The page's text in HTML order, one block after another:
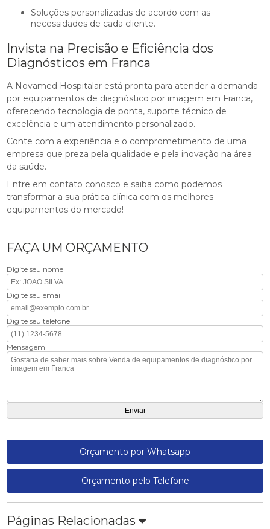
Soluções personalizadas de acordo com as
necessidades de cada cliente.
Invista na Precisão e Eficiência dos
Diagnósticos em Franca
A Novamed Hospitalar está pronta para atender a demanda
por equipamentos de diagnóstico por imagem em Franca,
oferecendo tecnologia de ponta, suporte técnico de
excelência e um atendimento personalizado.
Conte com a experiência e o comprometimento de uma
empresa que preza pela qualidade e pela inovação na área
da saúde.
Entre em contato conosco e saiba como podemos
transformar a sua prática clínica com os melhores
equipamentos do mercado!
FAÇA UM ORÇAMENTO
Digite seu nome
Digite seu email
Digite seu telefone
Mensagem
Orçamento por Whatsapp
Orçamento pelo Telefone
Páginas Relacionadas